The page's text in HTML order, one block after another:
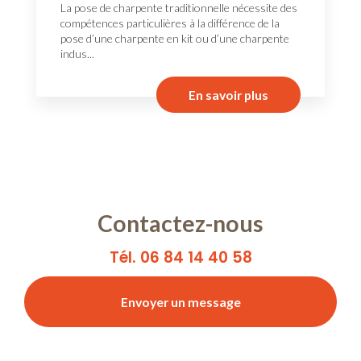
La pose de charpente traditionnelle nécessite des
compétences particulières à la différence de la
pose d’une charpente en kit ou d’une charpente
indus...
En savoir plus
Contactez-nous
Tél. 06 84 14 40 58
Envoyer un message